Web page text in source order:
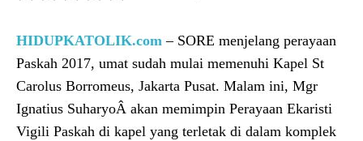
HIDUPKATOLIK.com – SORE menjelang perayaan
Paskah 2017, umat sudah mulai memenuhi Kapel St
Carolus Borromeus, Jakarta Pusat. Malam ini, Mgr
Ignatius SuharyoÂ akan memimpin Perayaan Ekaristi
Vigili Paskah di kapel yang terletak di dalam komplek